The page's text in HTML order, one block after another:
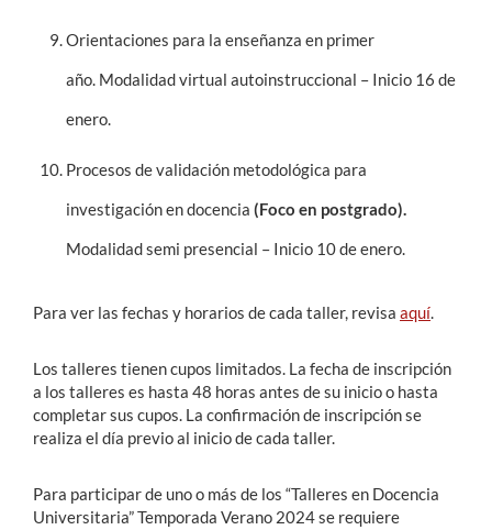
Orientaciones para la enseñanza en primer
año. Modalidad virtual autoinstruccional – Inicio 16 de
enero.
Procesos de validación metodológica para
investigación en docencia (Foco en postgrado).
Modalidad semi presencial – Inicio 10 de enero.
Para ver las fechas y horarios de cada taller, revisa aquí
Los talleres tienen cupos limitados. La fecha de inscripción
a los talleres es hasta 48 horas antes de su inicio o hasta
completar sus cupos. La confirmación de inscripción se
realiza el día previo al inicio de cada taller.
Para participar de uno o más de los “Talleres en Docencia
Universitaria” Temporada Verano 2024 se requiere